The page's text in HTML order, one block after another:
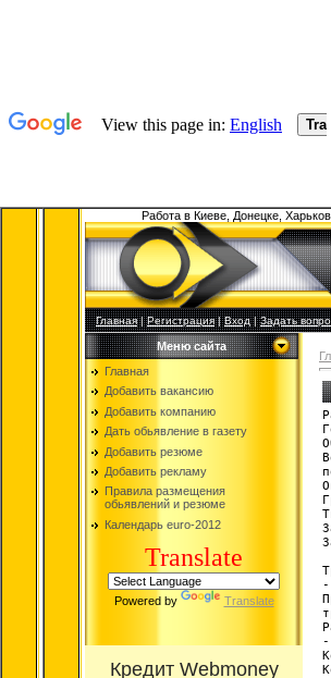
Работа в Киеве, Донецке,
Главная|Регистрация|Вход|Задать
Меню сайта
Главная
Добавить вакансию
Добавить компанию
Дать обьявление в газету
Добавить резюме
Добавить рекламу
Правила размещения
обьявлений и резюме
Календарь euro-2012
Translate
Powered by Translate